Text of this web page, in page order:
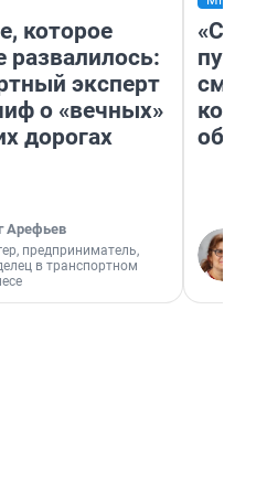
которое
развалилось:
эксперт
о «вечных»
дорогах
Арефьев
предприниматель,
в транспортном